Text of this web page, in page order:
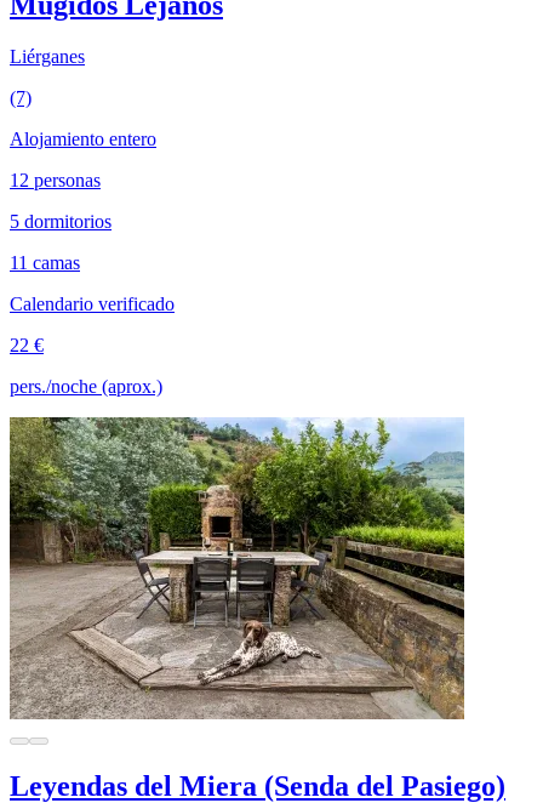
Liérganes
(7)
Alojamiento entero
12 personas
5 dormitorios
11 camas
Calendario verificado
22 €
pers./noche (aprox.)
Leyendas del Miera (Senda del Pasiego)